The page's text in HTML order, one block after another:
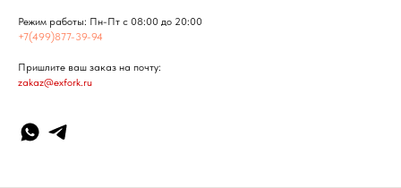
Режим работы: Пн-Пт с 08:00 до 20:00
+7(499)877-39-94
Пришлите ваш заказ на почту:
zakaz@exfork.ru